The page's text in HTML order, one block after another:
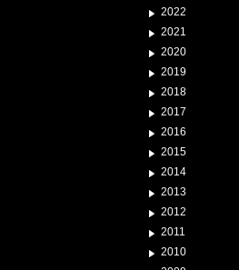
2022
2021
2020
2019
2018
2017
2016
2015
2014
2013
2012
2011
2010